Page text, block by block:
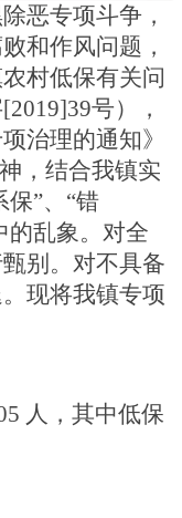
恶专项斗争，
和作风问题，
村低保有关问
号），
治理的通知》
，结合我镇实
保”、“错
的乱象。对全
别。对不具备
现将我镇专项
人，其中低保